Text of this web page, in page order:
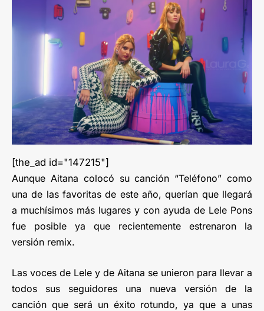
[the_ad id="147215"]
Aunque Aitana colocó su canción “Teléfono” como
una de las favoritas de este año, querían que llegará
a muchísimos más lugares y con ayuda de Lele Pons
fue posible ya que recientemente estrenaron la
versión remix.
Las voces de Lele y de Aitana se unieron para llevar a
todos sus seguidores una nueva versión de la
canción que será un éxito rotundo, ya que a unas